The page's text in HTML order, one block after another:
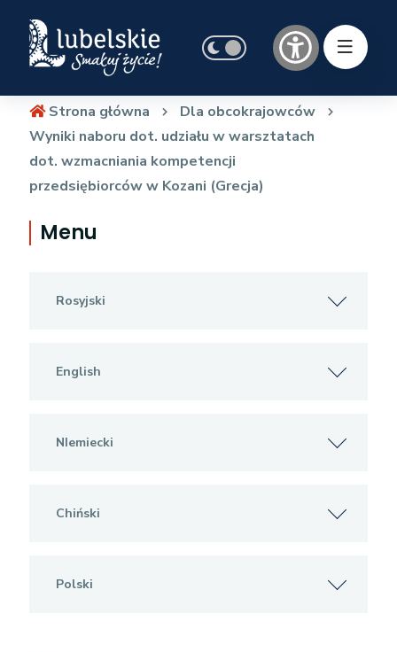
Strona główna
Dla obcokrajowców
Wyniki naboru dot. udziału w warsztatach
dot. wzmacniania kompetencji
przedsiębiorców w Kozani (Grecja)
Menu
Rosyjski
English
NIemiecki
Chiński
Polski